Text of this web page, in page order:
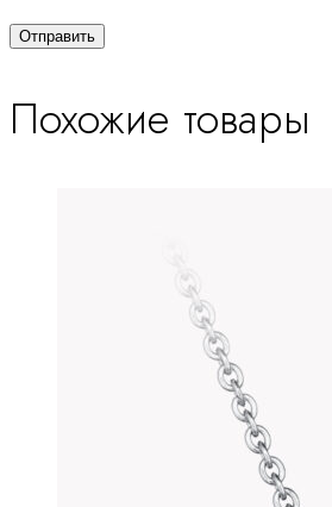
Похожие товары